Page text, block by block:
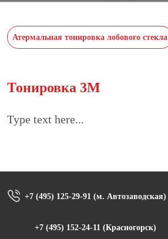
Атермальная тонировка лобового стекла
Тонировка 3M
Type text here...
+7 (495) 125-29-91 (м. Автозаводская)
+7 (495) 152-24-11 (Красногорск)